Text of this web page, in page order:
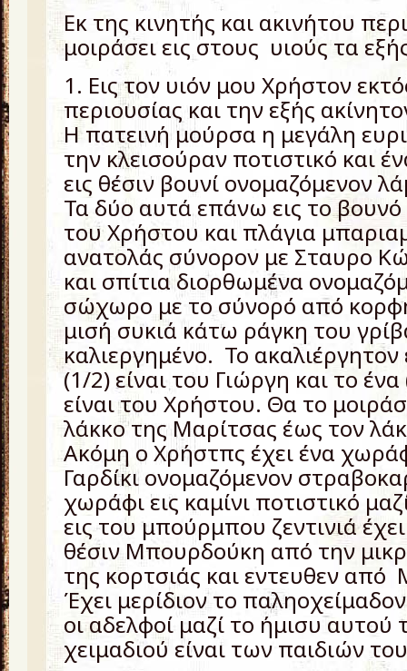
Εκ της κινητής και ακινήτου
μοιράσει εις στους υιούς τα
1. Εις τον υιόν μου Χρήστον
περιουσίας και την εξής
Η πατεινή μούρσα η μεγάλη
την κλεισούραν ποτιστικό και
εις θέσιν βουνί ονομαζόμενον
Τα δύο αυτά επάνω εις το
του Χρήστου και πλάγια
ανατολάς σύνορον με Σταυρο
και σπίτια διορθωμένα
σώχωρο με το σύνορό από
μισή συκιά κάτω ράγκη του
καλιεργημένο. Το ακαλιέργητον
(1/2) είναι του Γιώργη και το ένα
είναι του Χρήστου. Θα το
λάκκο της Μαρίτσας έως τον
Ακόμη ο Χρήστπς έχει ένα
Γαρδίκι ονομαζόμενον
χωράφι εις καμίνι ποτιστικό
εις του μπούρμπου ζεντινιά
θέσιν Μπουρδούκη από την
της κορτσιάς και εντευθεν
Έχει μερίδιον το
οι αδελφοί μαζί το ήμισυ αυτού
χειμαδιού είναι των παιδιών